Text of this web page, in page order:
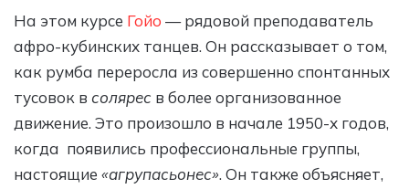
На этом курсе Гойо — рядовой преподаватель
афро-кубинских танцев. Он рассказывает о том,
как румба переросла из совершенно спонтанных
тусовок в солярес в более организованное
движение. Это произошло в начале 1950-х годов,
когда появились профессиональные группы,
настоящие «агрупасьонес». Он также объясняет,